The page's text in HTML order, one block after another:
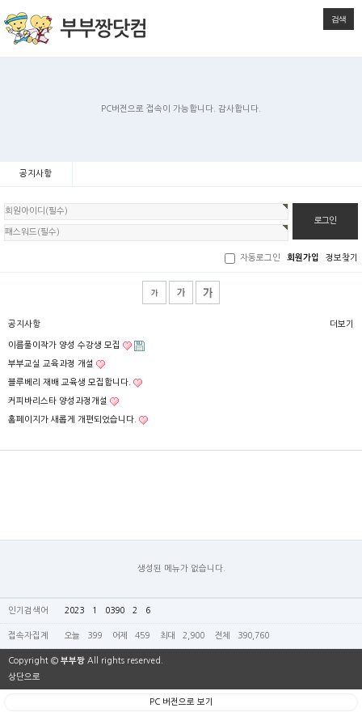
검색
PC버전으로 접속이 가능합니다. 감사합니다.
공지사항
회
원
로
그
자동로그인 회원가입 정보찾기
공지사항
이름풀이작가 양성 수강생 모집
부부교실 교육과정 개설
블루베리 재배 교육생 모집합니다.
커피바리스타 양성과정개설
홈페이지가 새롭게 개편되었습니다.
더보기
생성된 메뉴가 없습니다.
인기검색어 2023 1 0390 2 6
접속자집계 오늘 399 어제 459 최대 2,900 전체 390,760
Copyright © 부부짱 All rights reserved.
상단으로
PC 버전으로 보기